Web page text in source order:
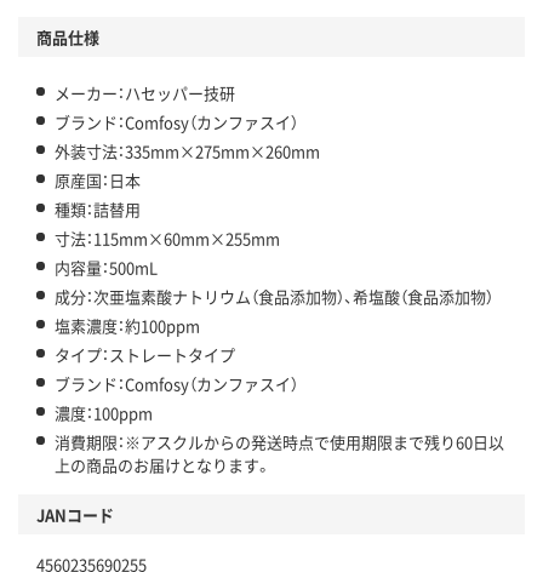
商品仕様
メーカー：ハセッパー技研
ブランド：Comfosy（カンファスイ）
外装寸法：335mm×275mm×260mm
原産国：日本
種類：詰替用
寸法：115mm×60mm×255mm
内容量：500mL
成分：次亜塩素酸ナトリウム（食品添加物）、希塩酸（食品添加物）
塩素濃度：約100ppm
タイプ：ストレートタイプ
ブランド：Comfosy（カンファスイ）
濃度：100ppm
消費期限：※アスクルからの発送時点で使用期限まで残り60日以
上の商品のお届けとなります。
JANコード
4560235690255